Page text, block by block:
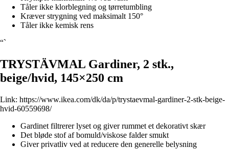
Tåler ikke klorblegning og tørretumbling
Kræver strygning ved maksimalt 150°
Tåler ikke kemisk rens
“`
TRYSTÄVMAL Gardiner, 2 stk.,
beige/hvid, 145×250 cm
Link: https://www.ikea.com/dk/da/p/trystaevmal-gardiner-2-stk-beige-
hvid-60559698/
Gardinet filtrerer lyset og giver rummet et dekorativt skær
Det bløde stof af bomuld/viskose falder smukt
Giver privatliv ved at reducere den generelle belysning